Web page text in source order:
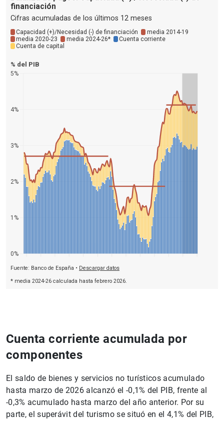
Cuenta corriente acumulada por
componentes
El saldo de bienes y servicios no turísticos acumulado
hasta marzo de 2026 alcanzó el -0,1% del PIB, frente al
-0,3% acumulado hasta marzo del año anterior. Por su
parte, el superávit del turismo se situó en el 4,1% del PIB,